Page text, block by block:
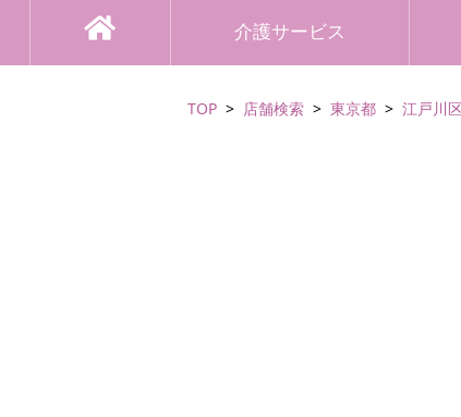
介護サービス
TOP 店舗検索 東京都 江戸川区